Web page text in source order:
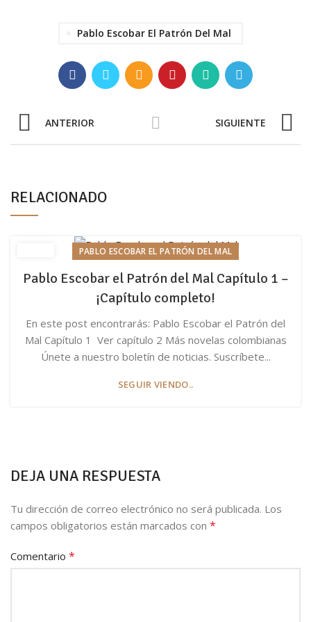
Pablo Escobar El Patrón Del Mal
ANTERIOR SIGUIENTE
RELACIONADO
PABLO ESCOBAR EL PATRÓN DEL MAL
Pablo Escobar el Patrón del Mal Capítulo 1 –
¡Capítulo completo!
En este post encontrarás: Pablo Escobar el Patrón del
Mal Capítulo 1 Ver capítulo 2 Más novelas colombianas
Únete a nuestro boletín de noticias. Suscríbete...
SEGUIR VIENDO..
DEJA UNA RESPUESTA
Tu dirección de correo electrónico no será publicada. Los
campos obligatorios están marcados con *
Comentario *